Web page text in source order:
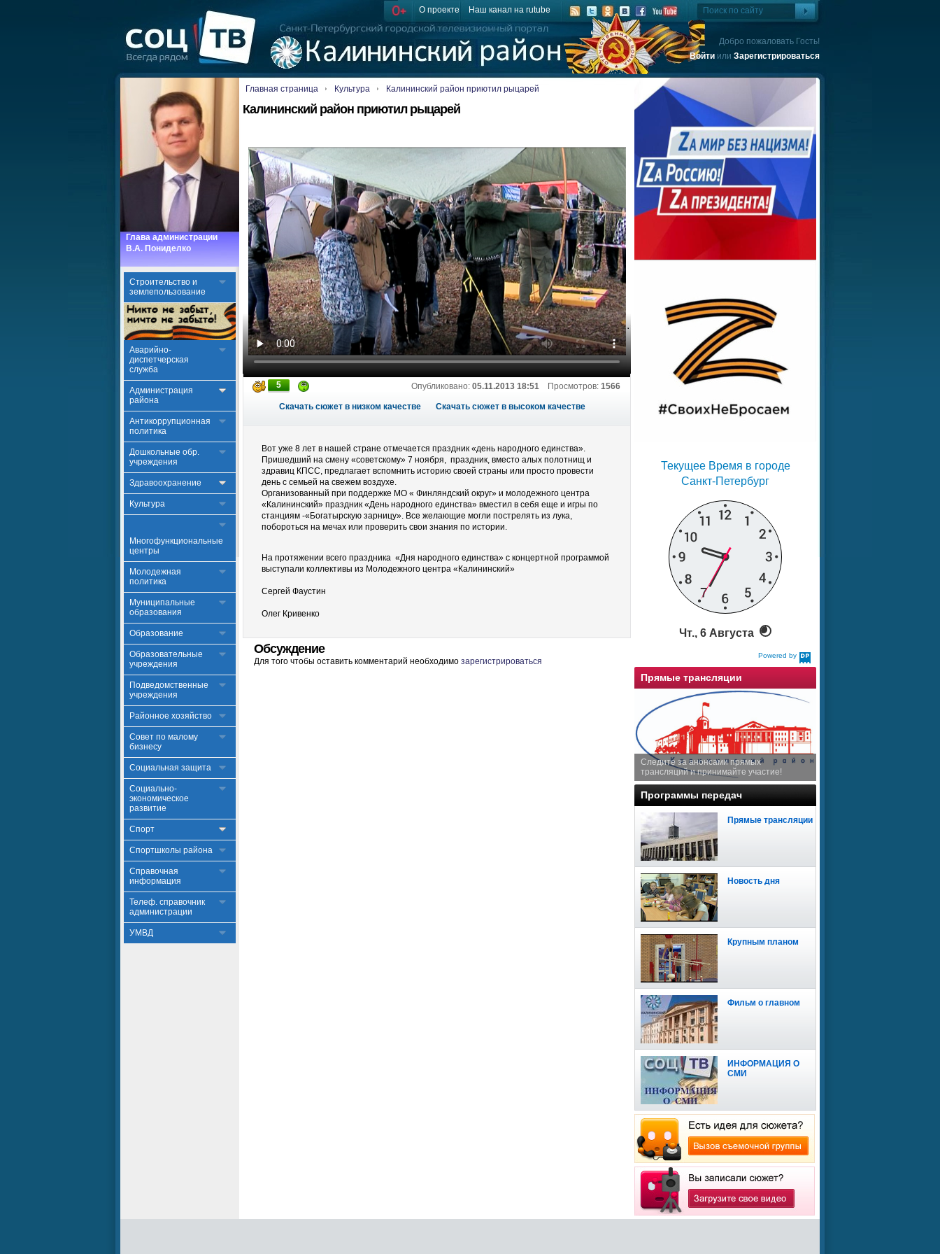
О проекте Наш канал на rutube
Добро пожаловать Гость!
Войти или Зарегистрироваться
Глава администрации
В.А. Пониделко
Cтроительство и
землепользование
Аварийно-
диспетчерская
служба
Администрация
района
Антикоррупционная
политика
Дошкольные обр.
учреждения
Здравоохранение
Культура
Многофункциональные
центры
Молодежная
политика
Муниципальные
образования
Образование
Образовательные
учреждения
Подведомственные
учреждения
Районное хозяйство
Совет по малому
бизнесу
Социальная защита
Социально-
экономическое
развитие
Спорт
Спортшколы района
Справочная
информация
Телеф. справочник
администрации
УМВД
Главная страница Культура Калининский район приютил рыцарей
Калининский район приютил рыцарей
5 Опубликовано: 05.11.2013 18:51 Просмотров: 1566
Скачать сюжет в низком качестве Скачать сюжет в высоком качестве
Вот уже 8 лет в нашей стране отмечается праздник «день народного единства».
Пришедший на смену «советскому» 7 ноября, праздник, вместо алых полотнищ и
здравиц КПСС, предлагает вспомнить историю своей страны или просто провести
день с семьей на свежем воздухе.
Организованный при поддержке МО « Финляндский округ» и молодежного центра
«Калининский» праздник «День народного единства» вместил в себя еще и игры по
станциям -«Богатырскую зарницу». Все желающие могли пострелять из лука,
побороться на мечах или проверить свои знания по истории.
На протяжении всего праздника «Дня народного единства» с концертной программой
выступали коллективы из Молодежного центра «Калининский»
Сергей Фаустин
Олег Кривенко
Обсуждение
Для того чтобы оставить комментарий необходимо зарегистрироваться
Powered by
DaysPedia.com
Текущее Время в городе
Санкт-Петербург
Чт., 6 Августа
Прямые трансляции
Следите за анонсами прямых
трансляций и принимайте участие!
Программы передач
Прямые трансляции
Новость дня
Крупным планом
Фильм о главном
ИНФОРМАЦИЯ О
СМИ